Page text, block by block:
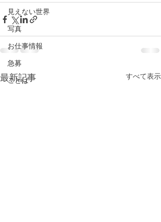
見えない世界
写真
お仕事情報
急募
ことば
最新記事 すべて表示